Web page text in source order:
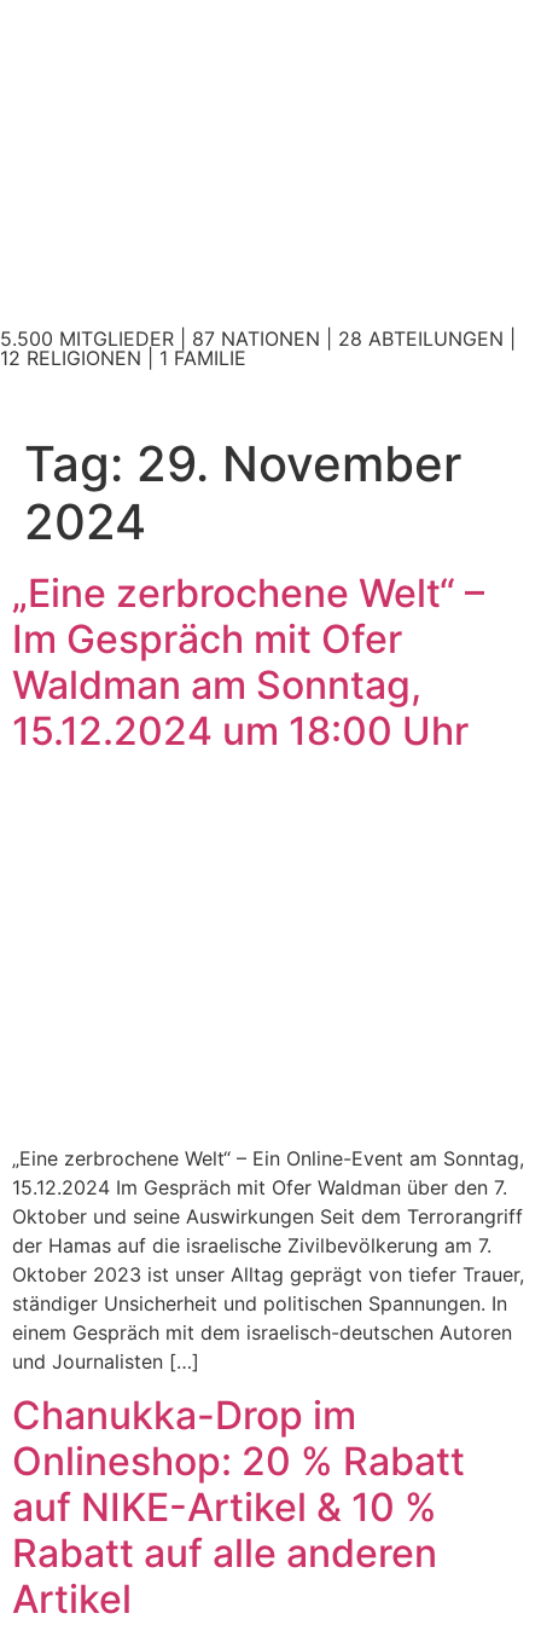
5.500 MITGLIEDER | 87 NATIONEN | 28 ABTEILUNGEN |
12 RELIGIONEN | 1 FAMILIE
Tag: 29. November
2024
„Eine zerbrochene Welt“ –
Im Gespräch mit Ofer
Waldman am Sonntag,
15.12.2024 um 18:00 Uhr
„Eine zerbrochene Welt“ – Ein Online-Event am Sonntag,
15.12.2024 Im Gespräch mit Ofer Waldman über den 7.
Oktober und seine Auswirkungen Seit dem Terrorangriff
der Hamas auf die israelische Zivilbevölkerung am 7.
Oktober 2023 ist unser Alltag geprägt von tiefer Trauer,
ständiger Unsicherheit und politischen Spannungen. In
einem Gespräch mit dem israelisch-deutschen Autoren
und Journalisten […]
Chanukka-Drop im
Onlineshop: 20 % Rabatt
auf NIKE-Artikel & 10 %
Rabatt auf alle anderen
Artikel